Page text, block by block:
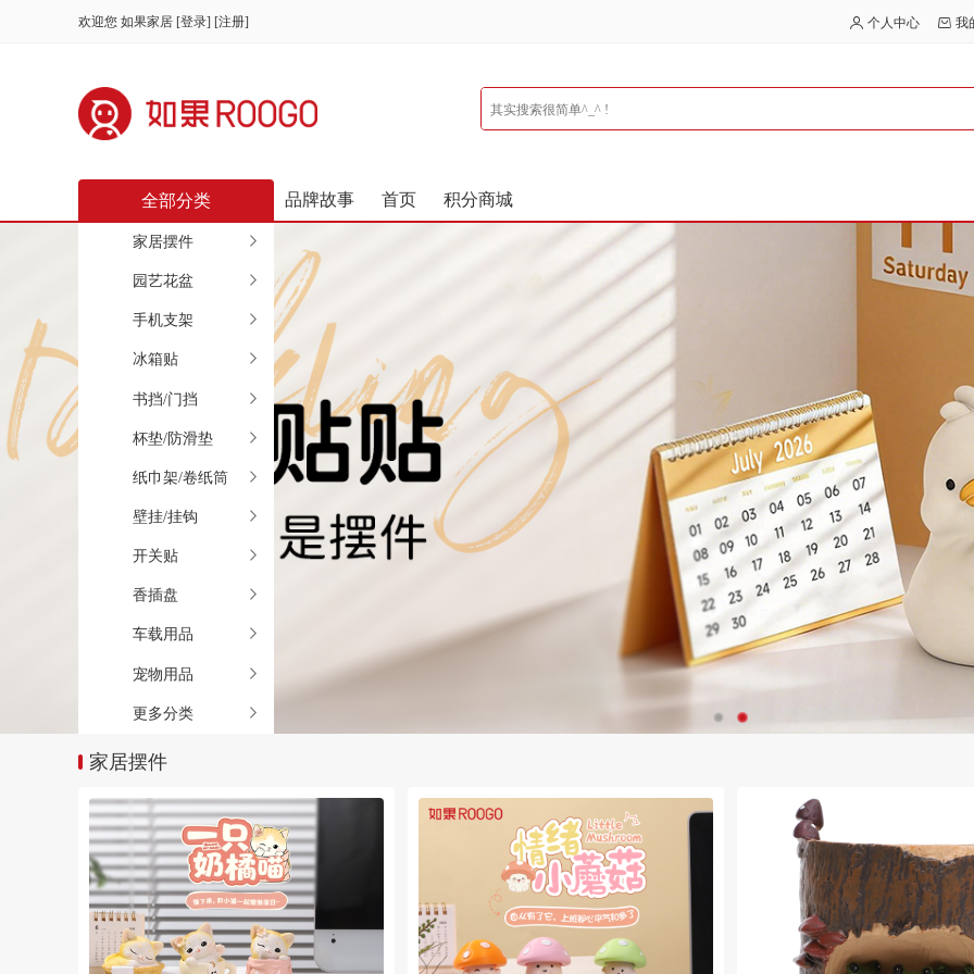
欢迎您 如果家居 [登录] [注册] 个人中心 我
品牌故事 首页 积分商城
全部分类
家居摆件
园艺花盆
手机支架
冰箱贴
书挡/门挡
杯垫/防滑垫
纸巾架/卷纸筒
壁挂/挂钩
开关贴
香插盘
车载用品
宠物用品
更多分类
家居摆件